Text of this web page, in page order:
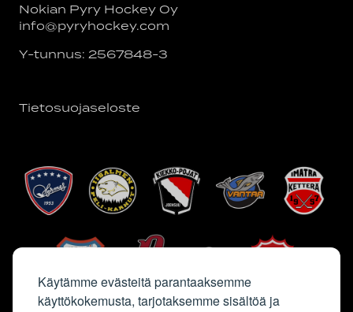
Käytämme evästeitä parantaaksemme
käyttökokemusta, tarjotaksemme sisältöä ja
Nokian Pyry Hockey Oy
info@pyryhockey.com
Y-tunnus: 2567848-3
Tietosuojaseloste